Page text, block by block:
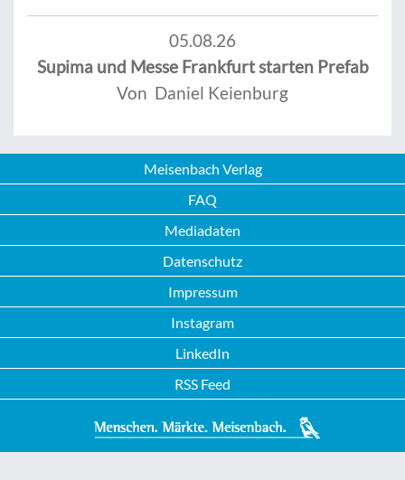
05.08.26
Supima und Messe Frankfurt starten Prefab
Von Daniel Keienburg
Meisenbach Verlag
FAQ
Mediadaten
Datenschutz
Impressum
Instagram
LinkedIn
RSS Feed